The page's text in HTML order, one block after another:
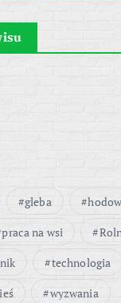
gleba
praca na wsi
technologia
wyzwania